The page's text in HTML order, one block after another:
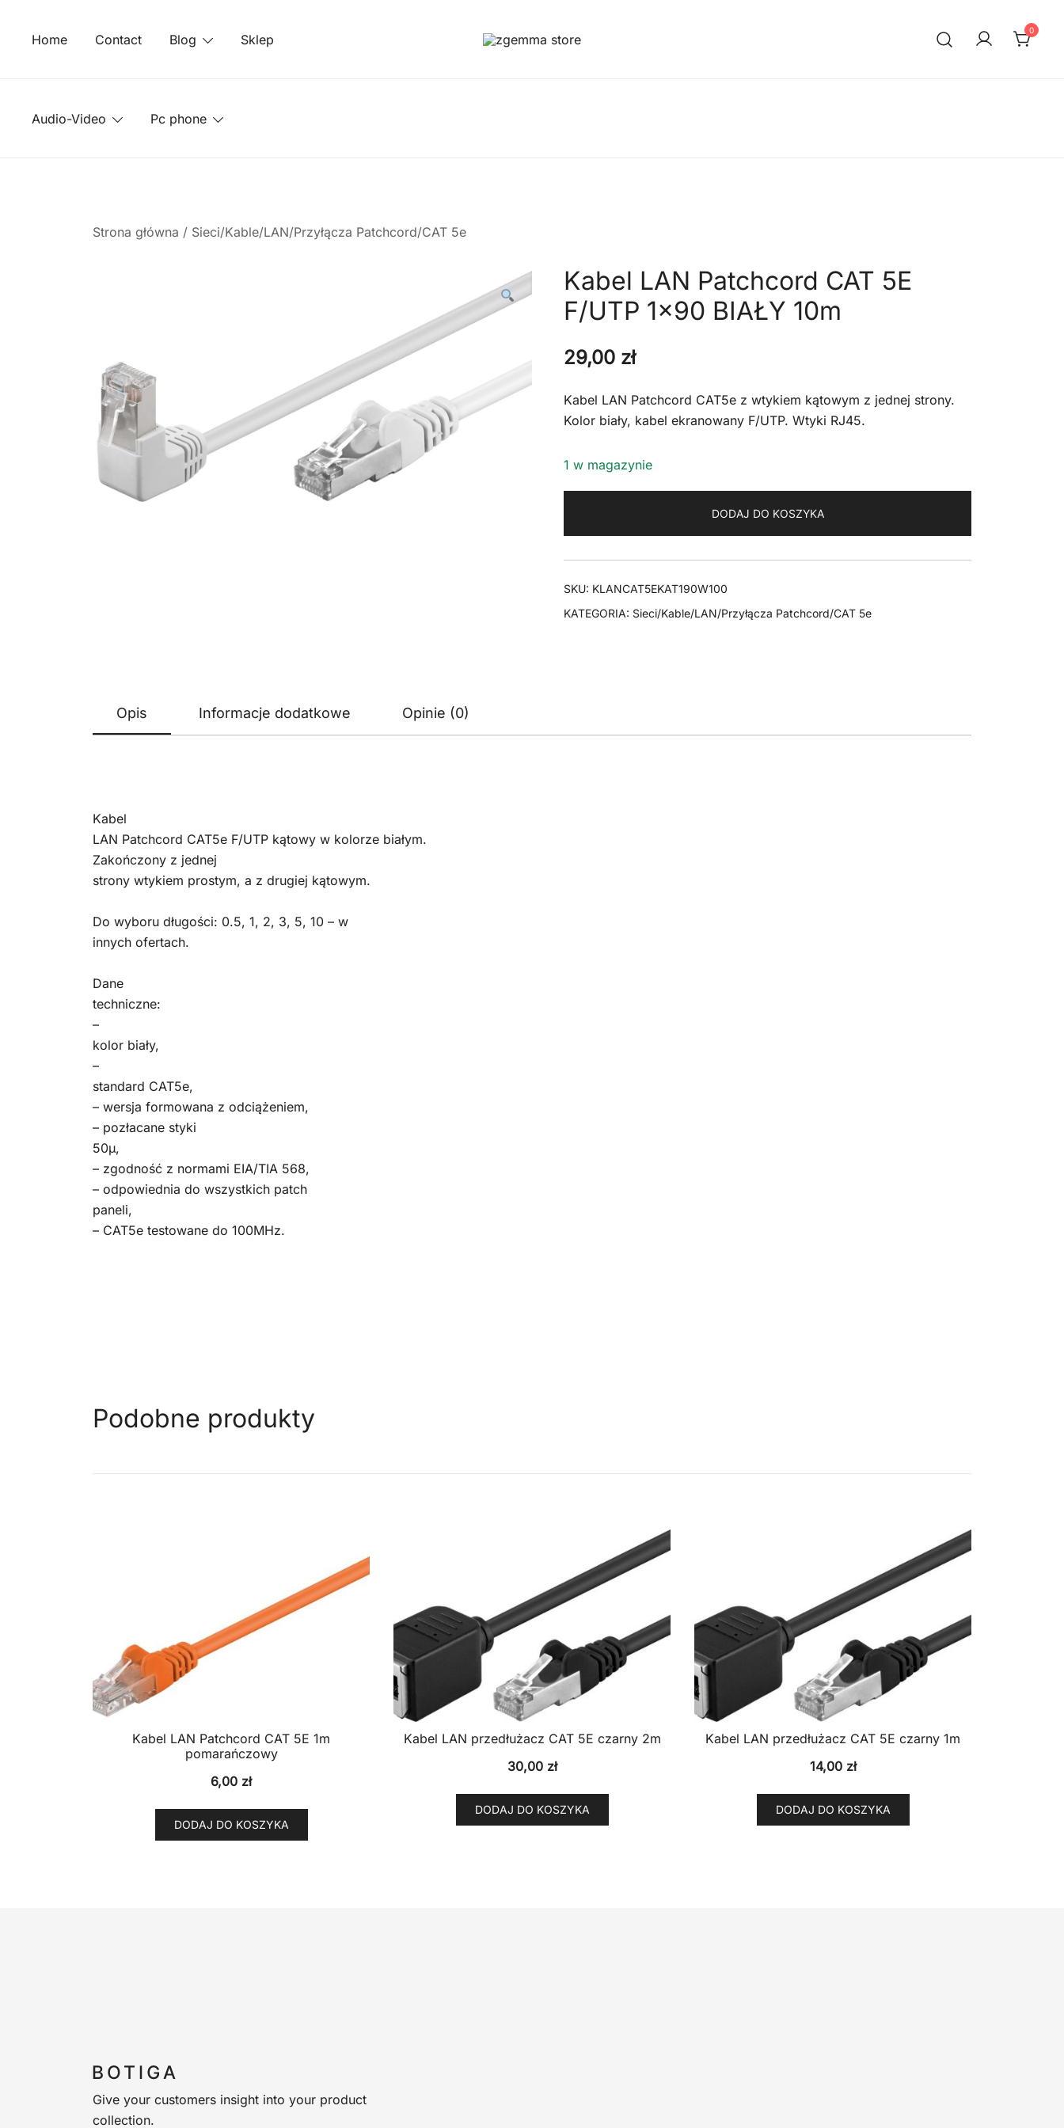
Home Contact Blog Sklep
0
Audio-Video Pc phone
Strona główna / Sieci/Kable/LAN/Przyłącza Patchcord/CAT 5e
Kabel LAN Patchcord CAT 5E
F/UTP 1×90 BIAŁY 10m
29,00 zł
Kabel LAN Patchcord CAT5e z wtykiem kątowym z jednej strony.
Kolor biały, kabel ekranowany F/UTP. Wtyki RJ45.
1 w magazynie
DODAJ DO KOSZYKA
SKU: KLANCAT5EKAT190W100
KATEGORIA: Sieci/Kable/LAN/Przyłącza Patchcord/CAT 5e
Opis Informacje dodatkowe Opinie (0)
Kabel
LAN Patchcord CAT5e F/UTP kątowy w kolorze białym.
Zakończony z jednej
strony wtykiem prostym, a z drugiej kątowym.
Do wyboru długości: 0.5, 1, 2, 3, 5, 10 – w
innych ofertach.
Dane
techniczne:
–
kolor biały,
–
standard CAT5e,
– wersja formowana z odciążeniem,
– pozłacane styki
50μ,
– zgodność z normami EIA/TIA 568,
– odpowiednia do wszystkich patch
paneli,
– CAT5e testowane do 100MHz.
Podobne produkty
Kabel LAN Patchcord CAT 5E 1m
pomarańczowy
6,00 zł
DODAJ DO KOSZYKA
Kabel LAN przedłużacz CAT 5E czarny 2m
30,00 zł
DODAJ DO KOSZYKA
Kabel LAN przedłużacz CAT 5E czarny 1m
14,00 zł
DODAJ DO KOSZYKA
Give your customers insight into your product
collection.